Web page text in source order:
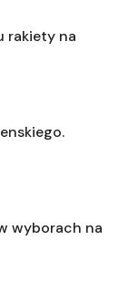
rakiety na
wyborach na